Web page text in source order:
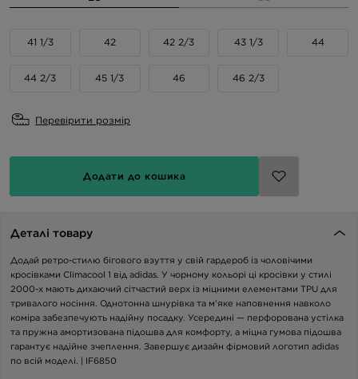
41 1/3 42 42 2/3 43 1/3 44
44 2/3 45 1/3 46 46 2/3
Перевірити розмір
Додати до кошика
Деталі товару
Додай ретро-стилю бігового взуття у свій гардероб із чоловічими
кросівками Climacool 1 від adidas. У чорному кольорі ці кросівки у стилі
2000-х мають дихаючий сітчастий верх із міцними елементами TPU для
тривалого носіння. Однотонна шнурівка та м’яке наповнення навколо
коміра забезпечують надійну посадку. Усередині — перфорована устілка
та пружна амортизована підошва для комфорту, а міцна гумова підошва
гарантує надійне зчеплення. Завершує дизайн фірмовий логотип adidas
по всій моделі. | IF6850